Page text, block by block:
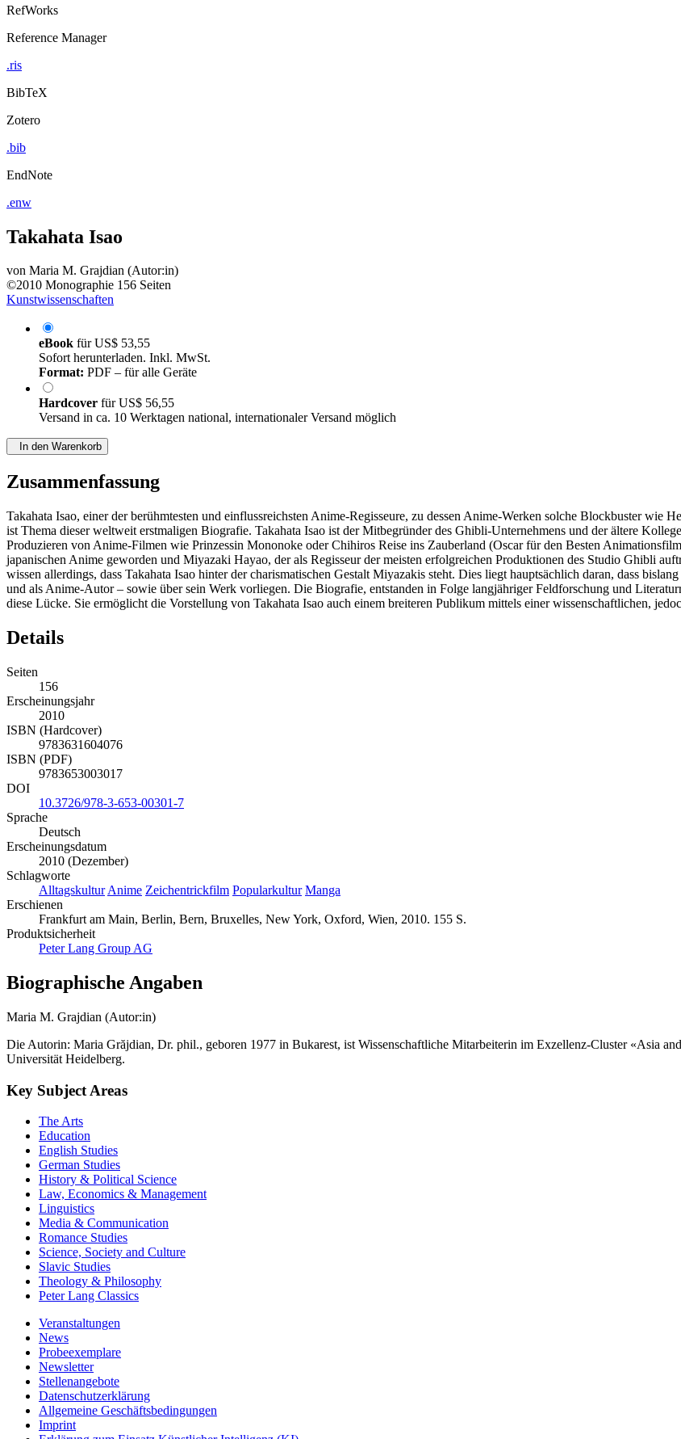
RefWorks
Reference Manager
.ris
BibTeX
Zotero
.bib
EndNote
.enw
Takahata Isao
von Maria M. Grajdian (Autor:in)
©2010 Monographie 156 Seiten
Kunstwissenschaften
eBook fürUS$ 53,55
Sofort herunterladen. Inkl. MwSt.
Format: PDF – für alle Geräte
Hardcover fürUS$ 56,55
Versand in ca. 10 Werktagen national, internationaler Versand möglich
In den Warenkorb
Zusammenfassung
Takahata Isao, einer der berühmtesten und einflussreichsten Anime-Regisseure, zu dessen Anime-Werken solche Blockbuster wie
ist Thema dieser weltweit erstmaligen Biografie. Takahata Isao ist der Mitbegründer des Ghibli-Unternehmens und der ältere
Produzieren von Anime-Filmen wie Prinzessin Mononoke oder Chihiros Reise ins Zauberland (Oscar für den Besten
japanischen Anime geworden und Miyazaki Hayao, der als Regisseur der meisten erfolgreichen Produktionen des Studio Ghibli
wissen allerdings, dass Takahata Isao hinter der charismatischen Gestalt Miyazakis steht. Dies liegt hauptsächlich daran, dass
und als Anime-Autor – sowie über sein Werk vorliegen. Die Biografie, entstanden in Folge langjähriger Feldforschung und
diese Lücke. Sie ermöglicht die Vorstellung von Takahata Isao auch einem breiteren Publikum mittels einer wissenschaftlichen,
Details
Seiten
156
Erscheinungsjahr
2010
ISBN (Hardcover)
9783631604076
ISBN (PDF)
9783653003017
DOI
10.3726/978-3-653-00301-7
Sprache
Deutsch
Erscheinungsdatum
2010 (Dezember)
Schlagworte
Alltagskultur Anime Zeichentrickfilm Popularkultur Manga
Erschienen
Frankfurt am Main, Berlin, Bern, Bruxelles, New York, Oxford, Wien, 2010. 155 S.
Produktsicherheit
Peter Lang Group AG
Biographische Angaben
Maria M. Grajdian (Autor:in)
Die Autorin: Maria Grăjdian, Dr. phil., geboren 1977 in Bukarest, ist Wissenschaftliche Mitarbeiterin im Exzellenz-Cluster «Asia
Universität Heidelberg.
Key Subject Areas
The Arts
Education
English Studies
German Studies
History & Political Science
Law, Economics & Management
Linguistics
Media & Communication
Romance Studies
Science, Society and Culture
Slavic Studies
Theology & Philosophy
Peter Lang Classics
Veranstaltungen
News
Probeexemplare
Newsletter
Stellenangebote
Datenschutzerklärung
Allgemeine Geschäftsbedingungen
Imprint